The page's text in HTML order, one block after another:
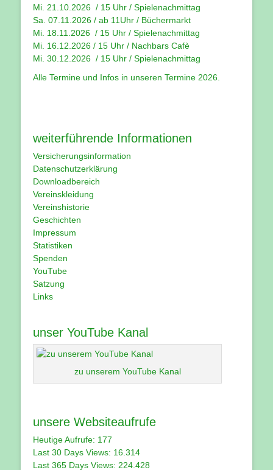
Mi. 21.10.2026 / 15 Uhr / Spielenachmittag
Sa. 07.11.2026 / ab 11Uhr / Büchermarkt
Mi. 18.11.2026 / 15 Uhr / Spielenachmittag
Mi. 16.12.2026 / 15 Uhr / Nachbars Cafè
Mi. 30.12.2026 / 15 Uhr / Spielenachmittag
Alle Termine und Infos in unseren Termine 2026
weiterführende Informationen
Versicherungsinformation
Datenschutzerklärung
Downloadbereich
Vereinskleidung
Vereinshistorie
Geschichten
Impressum
Statistiken
Spenden
YouTube
Satzung
Links
unser YouTube Kanal
zu unserem YouTube Kanal
unsere Websiteaufrufe
Heutige Aufrufe: 177
Last 30 Days Views: 16.314
Last 365 Days Views: 224.428